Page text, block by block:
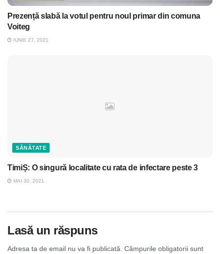
Prezență slabă la votul pentru noul primar din comuna
Voiteg
IUNIE 27, 2021
SĂNĂTATE
TimiȘ: O singură localitate cu rata de infectare peste 3
MAI 30, 2021
Lasă un răspuns
Adresa ta de email nu va fi publicată. Câmpurile obligatorii sunt